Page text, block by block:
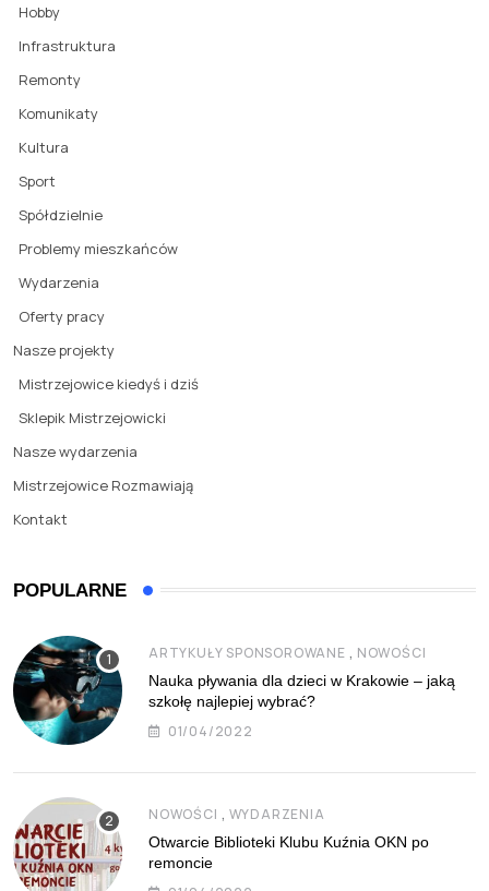
Hobby
Infrastruktura
Remonty
Komunikaty
Kultura
Sport
Spółdzielnie
Problemy mieszkańców
Wydarzenia
Oferty pracy
Nasze projekty
Mistrzejowice kiedyś i dziś
Sklepik Mistrzejowicki
Nasze wydarzenia
Mistrzejowice Rozmawiają
Kontakt
POPULARNE
ARTYKUŁY SPONSOROWANE , NOWOŚCI
Nauka pływania dla dzieci w Krakowie – jaką
szkołę najlepiej wybrać?
01/04/2022
NOWOŚCI , WYDARZENIA
Otwarcie Biblioteki Klubu Kuźnia OKN po
remoncie